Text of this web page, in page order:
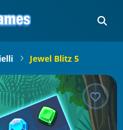
Jewel Blitz 5